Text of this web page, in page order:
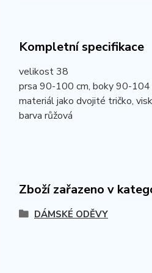
Kompletní specifikace
velikost 38
prsa 90-100 cm, boky 90-104
materiál jako dvojité tričko,
barva růžová
Zboží zařazeno v
DÁMSKÉ ODĚVY